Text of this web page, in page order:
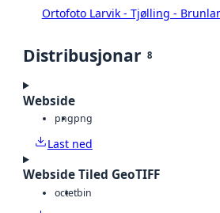
Ortofoto Larvik - Tjølling -
Distribusjonar 8
Webside
pngpng
Last ned
Webside Tiled GeoTIFF
octetbin